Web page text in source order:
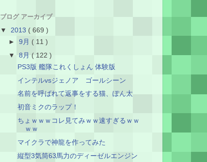
ブログ アーカイブ
▼ 2013 ( 669 )
►9月 ( 11 )
▼8月 ( 122 )
PS3版 艦隊これくしょん 体験版
インテルvsジェノア ゴールシーン
名前を呼ばれて返事をする猫、ぽん太
初音ミクのラップ！
ちょｗｗｗコレ見てみｗｗ速すぎるｗｗ
ｗｗ
マイクラで神龍を作ってみた
縦型3気筒63馬力のディーゼルエンジン